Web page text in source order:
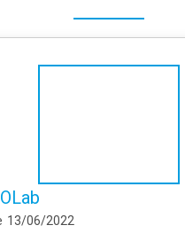
13/06/2022